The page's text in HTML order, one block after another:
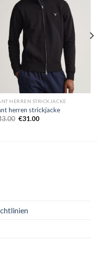
HERREN STRICKJACKE
herren strickjacke
€31.00